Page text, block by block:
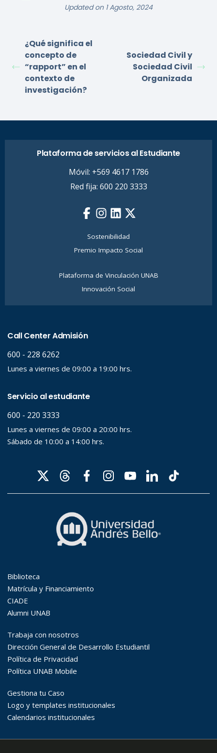
Updated on 1 Agosto, 2024
¿Qué significa el
concepto de
“rapport” en el
contexto de
investigación?
Sociedad Civil y
Sociedad Civil
Organizada